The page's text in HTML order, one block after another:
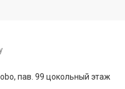
пав. 99 цокольный этаж